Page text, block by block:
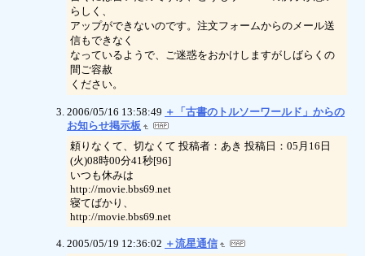
らしく、
アップができないのです。注文フォームからのメール送
信もできなく
なっているようで、ご迷惑をおかけしますがしばらくの
間ご容赦
ください。
2006/05/16 13:58:49 ＋「古書のトルソーワールド」からの
お知らせ掲示板
頼りなくて、切なくて 投稿者：あき 投稿日：05月16日
(火)08時00分41秒[96]
いつも休みは
http://movie.bbs69.net
寝てばかり、
http://movie.bbs69.net
2005/05/19 12:36:02 ＋流星通信